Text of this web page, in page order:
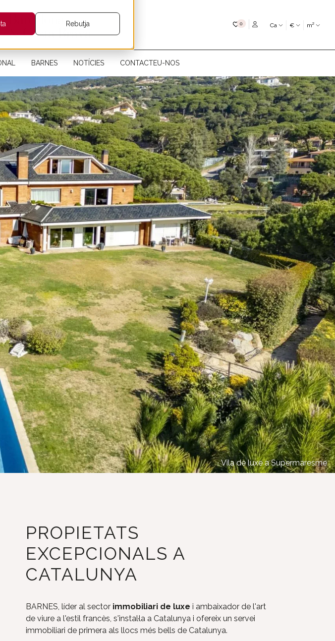
Rebutja 0My favouritesCa € m²
BARNES NOTÍCIES CONTACTEU-NOS
Vila de luxe a Supermaresme
PROPIETATS
EXCEPCIONALS A
CATALUNYA
BARNES, líder al sector immobiliari de luxe i ambaixador de l'art
de viure a l'estil francès, s'instal·la a Catalunya i ofereix un servei
immobiliari de primera als llocs més bells de Catalunya.